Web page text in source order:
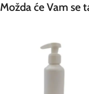
Možda će Vam se